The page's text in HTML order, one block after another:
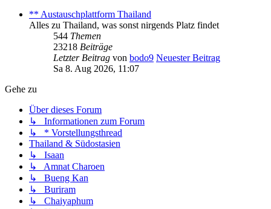
** Austauschplattform Thailand
Alles zu Thailand, was sonst nirgends Platz findet
544 Themen
23218 Beiträge
Letzter Beitrag von bodo9 Neuester Beitrag
Sa 8. Aug 2026, 11:07
Gehe zu
Über dieses Forum
↳ Informationen zum Forum
↳ * Vorstellungsthread
Thailand & Südostasien
↳ Isaan
↳ Amnat Charoen
↳ Bueng Kan
↳ Buriram
↳ Chaiyaphum